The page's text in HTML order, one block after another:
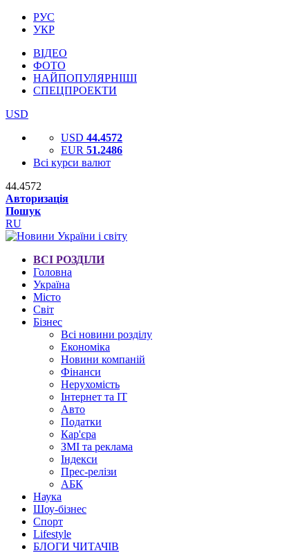
РУС
УКР
ВІДЕО
ФОТО
НАЙПОПУЛЯРНІШІ
СПЕЦПРОЕКТИ
USD
USD 44.4572
EUR 51.2486
Всі курси валют
44.4572
Авторизація
Пошук
RU
ВСІ РОЗДІЛИ
Головна
Україна
Місто
Світ
Бізнес
Всі новини розділу
Економіка
Новини компаній
Фінанси
Нерухомість
Інтернет та IT
Авто
Податки
Кар'єра
ЗМІ та реклама
Індекси
Прес-релізи
АБК
Наука
Шоу-бізнес
Спорт
Lifestyle
БЛОГИ ЧИТАЧІВ